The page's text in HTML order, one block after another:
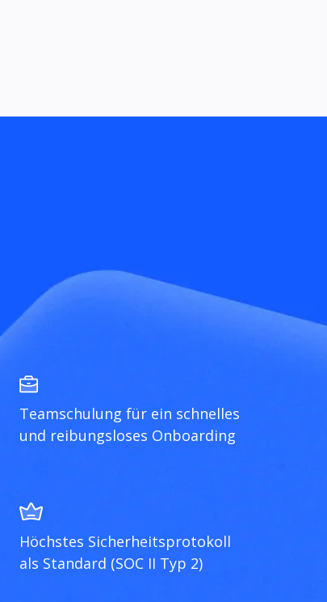
Teamschulung für ein schnelles
und reibungsloses Onboarding
Höchstes Sicherheitsprotokoll
als Standard (SOC II Typ 2)